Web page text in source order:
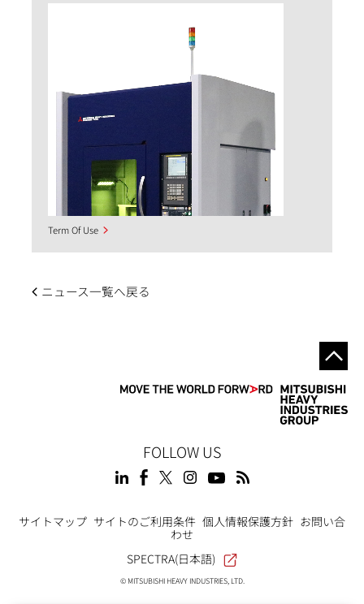
Term Of Use
ニュース一覧へ戻る
FOLLOW US
Footer
サイトマップ サイトのご利用条件 個人情報保護方針 お問い合
わせ
SPECTRA(日本語)
© MITSUBISHI HEAVY INDUSTRIES, LTD.